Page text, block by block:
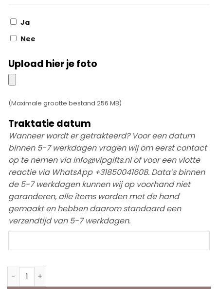
Ja
Nee
Upload hier je foto
je
(Maximale grootte bestand 256 MB)
Traktatie datum
Wanneer wordt er getrakteerd? Voor een datum
binnen 5-7 werkdagen vragen wij om eerst contact
op te nemen via info@vipgifts.nl of voor een vlotte
reactie via WhatsApp +31850041608. Data’s binnen
de 5-7 werkdagen kunnen wij op voorhand niet
garanderen, alle items worden met de hand
gemaakt en hebben daarom standaard een
verzendtijd van 5-7 werkdagen.
datum
Pringles Wikkel (Ontwerp op Maat) aantal